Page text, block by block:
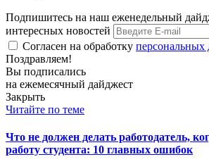
Подпишитесь на наш еженедельный
интересных новостей
Согласен на обработку персональных
Поздравляем!
Вы подписались
на ежемесячный дайджест
Закрыть
Читайте по теме
Что не должен делать работодатель,
работу студента: 10 главных ошибок